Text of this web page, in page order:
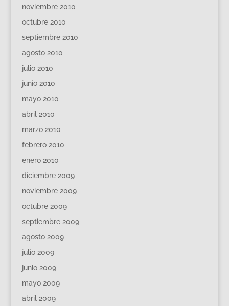
noviembre 2010
octubre 2010
septiembre 2010
agosto 2010
julio 2010
junio 2010
mayo 2010
abril 2010
marzo 2010
febrero 2010
enero 2010
diciembre 2009
noviembre 2009
octubre 2009
septiembre 2009
agosto 2009
julio 2009
junio 2009
mayo 2009
abril 2009